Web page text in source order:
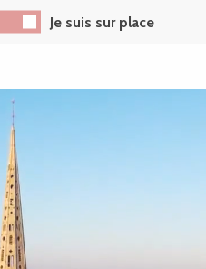
Je suis sur place